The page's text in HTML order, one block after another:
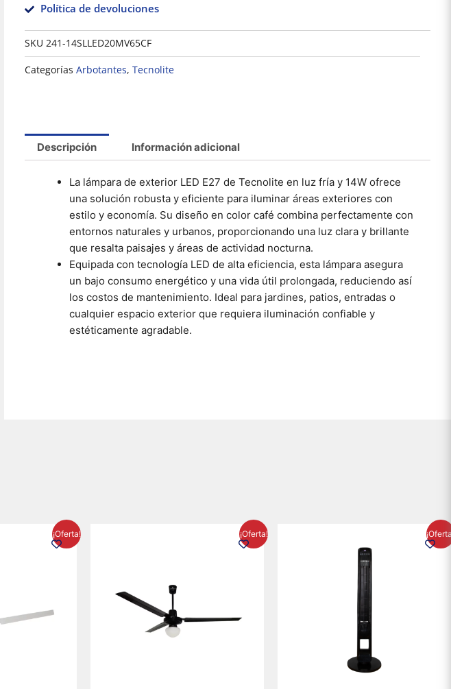
Sobreponer en Muro
Luz Cálida color Negro
1.2W Illux
Añadir al carrito
Sobreponer en Muro
Luz Cálida color
Blanco 7.2W Illux
960.48
Añadir al carrito
luz fría 100w negro
Tecnolite
848.16
Añadir al carrito
Política de devoluciones
SKU 241-14SLLED20MV65CF
Categorías Arbotantes, Tecnolite
Descripción Información adicional
La lámpara de exterior LED E27 de Tecnolite en luz fría y 14W ofrece
una solución robusta y eficiente para iluminar áreas exteriores con
estilo y economía. Su diseño en color café combina perfectamente con
entornos naturales y urbanos, proporcionando una luz clara y brillante
que resalta paisajes y áreas de actividad nocturna.
Equipada con tecnología LED de alta eficiencia, esta lámpara asegura
un bajo consumo energético y una vida útil prolongada, reduciendo así
los costos de mantenimiento. Ideal para jardines, patios, entradas o
cualquier espacio exterior que requiera iluminación confiable y
estéticamente agradable.
¡Oferta!
precio
actual
¡Oferta!
precio
actual
original
era:
$1,199.00.
precio
actual